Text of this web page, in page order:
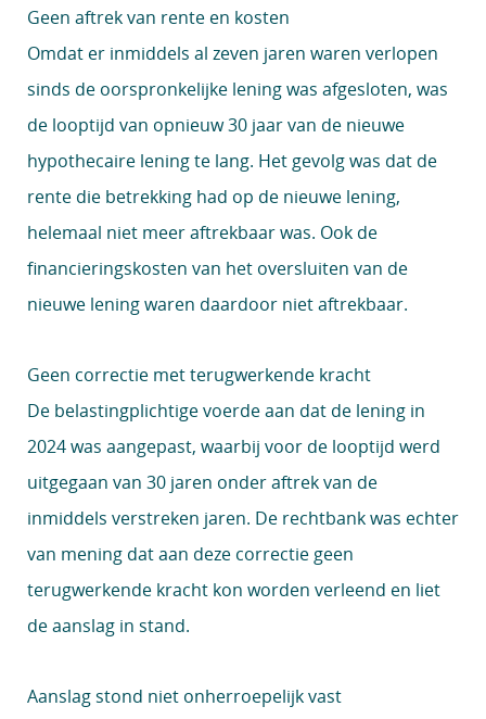
Geen aftrek van rente en kosten
Omdat er inmiddels al zeven jaren waren verlopen
sinds de oorspronkelijke lening was afgesloten, was
de looptijd van opnieuw 30 jaar van de nieuwe
hypothecaire lening te lang. Het gevolg was dat de
rente die betrekking had op de nieuwe lening,
helemaal niet meer aftrekbaar was. Ook de
financieringskosten van het oversluiten van de
nieuwe lening waren daardoor niet aftrekbaar.
Geen correctie met terugwerkende kracht
De belastingplichtige voerde aan dat de lening in
2024 was aangepast, waarbij voor de looptijd werd
uitgegaan van 30 jaren onder aftrek van de
inmiddels verstreken jaren. De rechtbank was echter
van mening dat aan deze correctie geen
terugwerkende kracht kon worden verleend en liet
de aanslag in stand.
Aanslag stond niet onherroepelijk vast